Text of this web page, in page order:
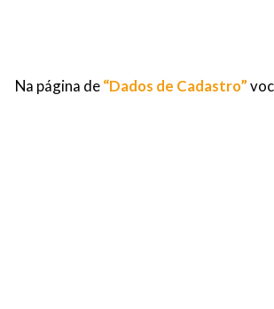
Na página de“Dados de Cadastro”